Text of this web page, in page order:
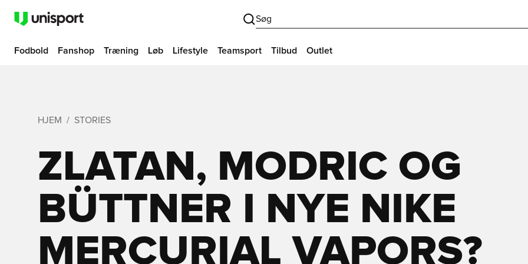
Søg
Fodbold Fanshop Træning Løb Lifestyle Teamsport Tilbud Outlet
HJEM STORIES
ZLATAN, MODRIC OG
BÜTTNER I NYE NIKE
MERCURIAL VAPORS?